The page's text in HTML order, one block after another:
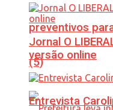
preventivos
(5)
Jornal O
versão online
Entrevista